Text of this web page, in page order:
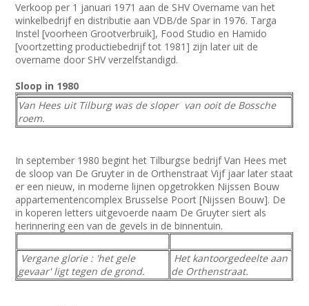
Verkoop per 1 januari 1971 aan de SHV Overname van het
winkelbedrijf en distributie aan VDB/de Spar in 1976. Targa
Instel [voorheen Grootverbruik], Food Studio en Hamido
[voortzetting productiebedrijf tot 1981] zijn later uit de
overname door SHV verzelfstandigd.
Sloop in 1980
Van Hees uit Tilburg was de sloper van ooit de Bossche
roem.
In september 1980 begint het Tilburgse bedrijf Van Hees met
de sloop van De Gruyter in de Orthenstraat Vijf jaar later staat
er een nieuw, in moderne lijnen opgetrokken Nijssen Bouw
appartementencomplex Brusselse Poort [Nijssen Bouw]. De
in koperen letters uitgevoerde naam De Gruyter siert als
herinnering een van de gevels in de binnentuin.
Vergane glorie : 'het gele
gevaar' ligt tegen de grond.
Het kantoorgedeelte aan
de Orthenstraat.